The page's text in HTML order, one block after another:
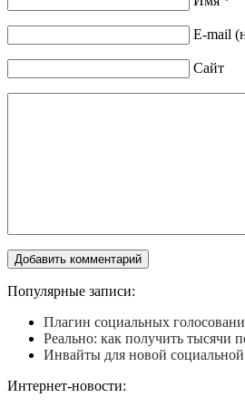
E-mail
Сайт
Популярные записи:
Плагин социальных
Реально: как получить тысячи
Инвайты для новой
Интернет-новости: